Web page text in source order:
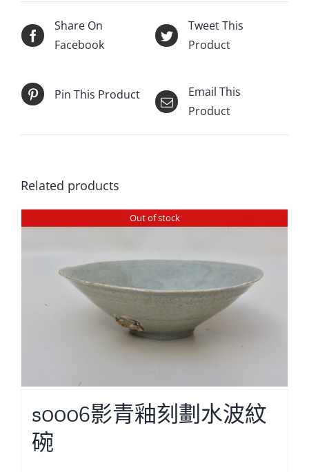
Share On
Facebook
Tweet This
Product
Pin This Product
Email This
Product
Related products
Out of stock
s0006影青釉刻劃水波紋
碗